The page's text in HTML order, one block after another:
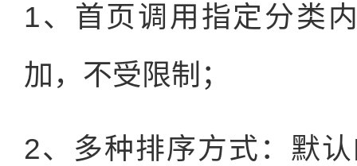
1、首页调用指定分类
加，不受限制；
2、多种排序方式：默